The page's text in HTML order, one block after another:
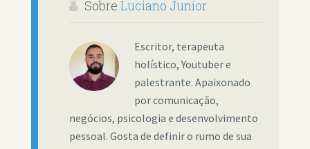
Sobre Luciano Junior
Escritor, terapeuta
holístico, Youtuber e
palestrante. Apaixonado
por comunicação,
negócios, psicologia e desenvolvimento
pessoal. Gosta de definir o rumo de sua